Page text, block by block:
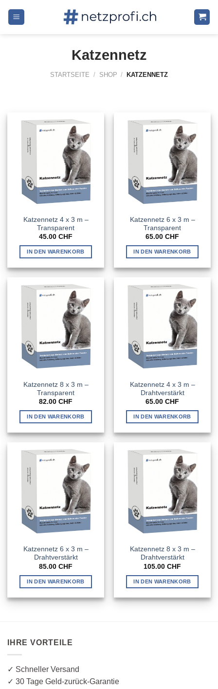
Katzennetz
STARTSEITE / SHOP / KATZENNETZ
Katzennetz 4 x 3 m –
Transparent
45.00 CHF
IN DEN WARENKORB
Katzennetz 6 x 3 m –
Transparent
65.00 CHF
IN DEN WARENKORB
Katzennetz 8 x 3 m –
Transparent
82.00 CHF
IN DEN WARENKORB
Katzennetz 4 x 3 m –
Drahtverstärkt
65.00 CHF
IN DEN WARENKORB
Katzennetz 6 x 3 m –
Drahtverstärkt
85.00 CHF
IN DEN WARENKORB
Katzennetz 8 x 3 m –
Drahtverstärkt
105.00 CHF
IN DEN WARENKORB
IHRE VORTEILE
✓ Schneller Versand
✓ 30 Tage Geld-zurück-Garantie